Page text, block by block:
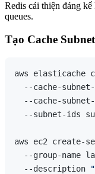
Redis cải thiện đáng kể
queues.
Tạo Cache
aws elasticache
--cache-
--cache-
--subnet-ids
aws ec2 create-
--group-name
  --description